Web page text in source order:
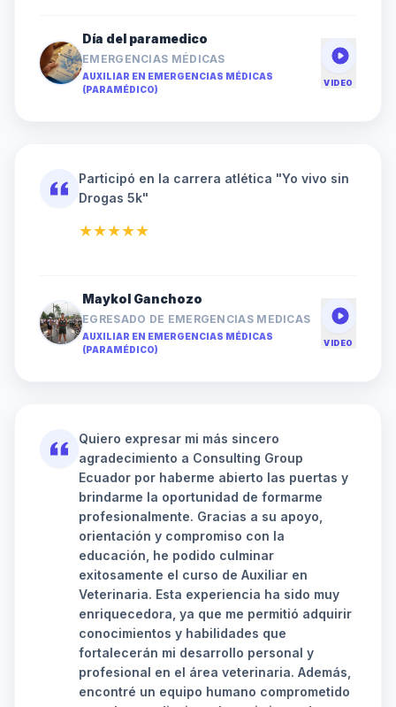
Día del paramedico
EMERGENCIAS MÉDICAS
AUXILIAR EN EMERGENCIAS MÉDICAS
(PARAMÉDICO)
VIDEO
Participó en la carrera atlética "Yo vivo sin
Drogas 5k"
★★★★★
Maykol Ganchozo
EGRESADO DE EMERGENCIAS MEDICAS
AUXILIAR EN EMERGENCIAS MÉDICAS
(PARAMÉDICO)
VIDEO
Quiero expresar mi más sincero
agradecimiento a Consulting Group
Ecuador por haberme abierto las puertas y
brindarme la oportunidad de formarme
profesionalmente. Gracias a su apoyo,
orientación y compromiso con la
educación, he podido culminar
exitosamente el curso de Auxiliar en
Veterinaria. Esta experiencia ha sido muy
enriquecedora, ya que me permitió adquirir
conocimientos y habilidades que
fortalecerán mi desarrollo personal y
profesional en el área veterinaria. Además,
encontré un equipo humano comprometido